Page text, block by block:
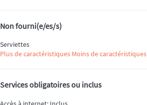
Non fourni(e/es/s)
Serviettes
Plus de caractéristiques Moins de caractéristiques
Services obligatoires ou inclus